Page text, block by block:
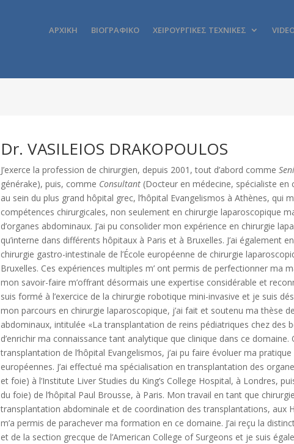
ΑΡΧΙΚΗ ΒΙΟΓΡΑΦΙΚΟ ΧΕΙΡΟΥΡΓΙΚΕΣ ΤΕΧΝΙΚΕΣ
Dr. VASILEIOS DRAKOPOULOS
J’exerce la profession de chirurgien, depuis 2001, tout d’abord comme
générake), puis, comme Consultant (Docteur en médecine, spécialiste
au sein du plus grand hôpital grec, l’hôpital Evangelismos à Athènes, qui
compétences chirurgicales, non seulement en chirurgie laparoscopique
d’organes abdominaux. J’ai pu consolider mon expérience en chirurgie
qu’interne dans différents hôpitaux à Paris et à Bruxelles. J’ai également
chirurgie gastro-intestinale de l’École européenne de chirurgie
Bruxelles. Ces expériences multiples m’ ont permis de perfectionner ma
mon savoir-faire m’offrant désormais une expertise considérable et
suis formé à l’exercice de la chirurgie robotique mini-invasive et je suis
mon parcours en chirurgie laparoscopique, j’ai fait et soutenu ma thèse
abdominaux, intitulée «La transplantation de reins pédiatriques chez des
d’enrichir ma connaissance tant analytique que clinique dans ce
transplantation de l’hôpital Evangelismos, j’ai pu faire évoluer ma
européennes. J’ai effectué ma spécialisation en transplantation des
et foie) à l’Institute Liver Studies du King’s College Hospital, à Londres,
du foie) de l’hôpital Paul Brousse, à Paris. Mon travail en tant que
transplantation abdominale et de coordination des transplantations, aux
m’a permis de parachever ma formation en ce domaine. J’ai reçu la
et de la section grecque de l’American College of Surgeons et je suis